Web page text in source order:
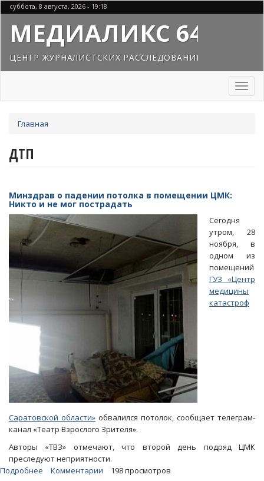
Перейти
к
основному
содержанию
суббота, 8 августа, 2026 - 19:18
МЕДИАЛИКС 64
ЦЕНТР ЖУРНАЛИСТСКИХ РАССЛЕДОВАНИЙ
Toggle
здесь
Главная
ДТП
Минздрав о падении потолка в помещении ЦМК:
Никто и не мог пострадать
Сегодня
утром, 28
ноября, в
одном из
помещений
ГУЗ «Центр
медицины
катастроф
Саратовской области» обвалился потолок, сообщает телеграм-
канал «Театр Взрослого Зрителя».
Авторы «ТВЗ» отмечают, что второй день подряд ЦМК
преследуют неприятности.
Подробнее
Комментарии 198 просмотров